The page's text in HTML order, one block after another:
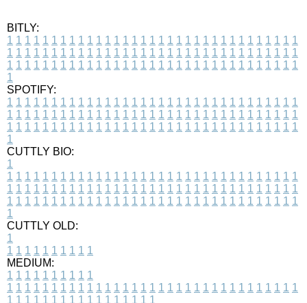
BITLY:
1 1 1 1 1 1 1 1 1 1 1 1 1 1 1 1 1 1 1 1 1 1 1 1 1 1 1 1 1 1 1 1 1
1 1 1 1 1 1 1 1 1 1 1 1 1 1 1 1 1 1 1 1 1 1 1 1 1 1 1 1 1 1 1 1 1
1 1 1 1 1 1 1 1 1 1 1 1 1 1 1 1 1 1 1 1 1 1 1 1 1 1 1 1 1 1 1 1 1
1
SPOTIFY:
1 1 1 1 1 1 1 1 1 1 1 1 1 1 1 1 1 1 1 1 1 1 1 1 1 1 1 1 1 1 1 1 1
1 1 1 1 1 1 1 1 1 1 1 1 1 1 1 1 1 1 1 1 1 1 1 1 1 1 1 1 1 1 1 1 1
1 1 1 1 1 1 1 1 1 1 1 1 1 1 1 1 1 1 1 1 1 1 1 1 1 1 1 1 1 1 1 1 1
1
CUTTLY BIO:
1
1 1 1 1 1 1 1 1 1 1 1 1 1 1 1 1 1 1 1 1 1 1 1 1 1 1 1 1 1 1 1 1 1
1 1 1 1 1 1 1 1 1 1 1 1 1 1 1 1 1 1 1 1 1 1 1 1 1 1 1 1 1 1 1 1 1
1 1 1 1 1 1 1 1 1 1 1 1 1 1 1 1 1 1 1 1 1 1 1 1 1 1 1 1 1 1 1 1 1
1
CUTTLY OLD:
1
1 1 1 1 1 1 1 1 1 1
MEDIUM:
1 1 1 1 1 1 1 1 1 1
1 1 1 1 1 1 1 1 1 1 1 1 1 1 1 1 1 1 1 1 1 1 1 1 1 1 1 1 1 1 1 1 1
1 1 1 1 1 1 1 1 1 1 1 1 1 1 1 1 1